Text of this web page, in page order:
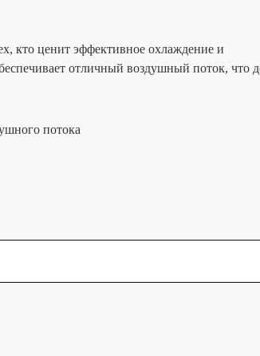
кто ценит эффективное охлаждение и
отличный воздушный поток, что
потока